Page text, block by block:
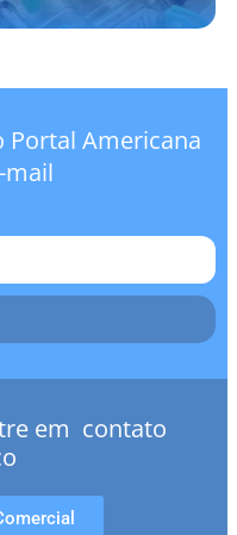
Portal Americana
mail
em contato